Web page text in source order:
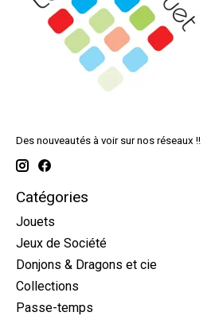
Des nouveautés à voir sur nos réseaux !!
Catégories
Jouets
Jeux de Société
Donjons & Dragons et cie
Collections
Passe-temps